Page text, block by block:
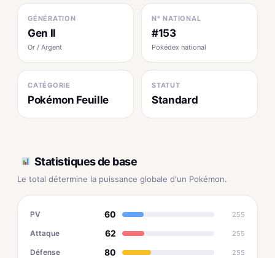
GÉNÉRATION
Gen II
Or / Argent
N° NATIONAL
#153
Pokédex national
CATÉGORIE
Pokémon Feuille
STATUT
Standard
Statistiques de base
Le total détermine la puissance globale d'un Pokémon.
PV 60 255
Attaque 62 255
Défense 80 255